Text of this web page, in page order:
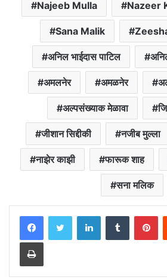
Najeeb Mulla Nazeer
Sana Malik
अनिल भाईदास पाटिल
अमलनेर अमळनेर
अल्पसंख्याक मेळावा
जीशान सिद्दीकी नजीब मुल्ला
नाझेर काझी फारूक शाह
सना मलिक
LinkedInTumblr
Print